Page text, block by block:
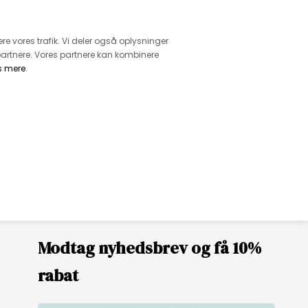
vores trafik. Vi deler også oplysninger
Vores partnere kan kombinere
mere.
Modtag nyhedsbrev og få 10%
rabat